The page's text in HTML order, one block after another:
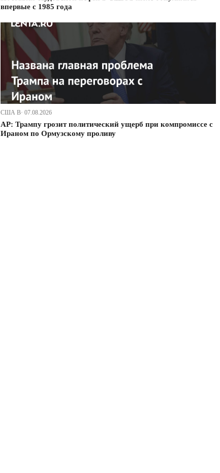
впервые с 1985 года
США В· 07.08.2026
AP: Трампу грозит политический ущерб при компромиссе с
Ираном по Ормузскому проливу